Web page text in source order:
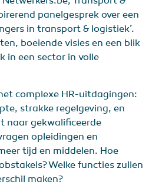
panelgesprek over een
in transport & logistiek’.
boeiende visies en een blik
in een sector in volle
complexe HR-uitdagingen:
strakke regelgeving, en
naar gekwalificeerde
opleidingen en
tijd en middelen. Hoe
Welke functies zullen
maken?